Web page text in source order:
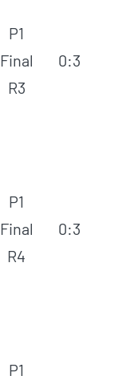
P1
Final
R3
0:3
P1
Final
R4
0:3
P1